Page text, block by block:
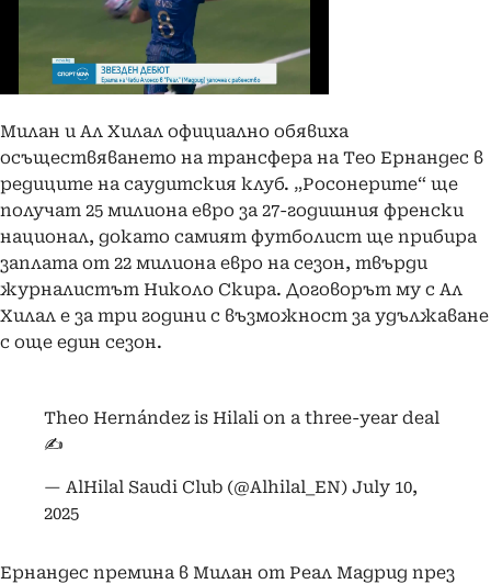
Милан и Ал Хилал официално обявиха
осъществяването на трансфера на Тео Ернандес в
редиците на саудитския клуб. „Росонерите“ ще
получат 25 милиона евро за 27-годишния френски
национал, докато самият футболист ще прибира
заплата от 22 милиона евро на сезон, твърди
журналистът Николо Скира. Договорът му с Ал
Хилал е за три години с възможност за удължаване
с още един сезон.
Theo Hernández is Hilali on a three-year deal
✍️
— AlHilal Saudi Club (@Alhilal_EN) July 10,
2025
Ернандес премина в Милан от Реал Мадрид през